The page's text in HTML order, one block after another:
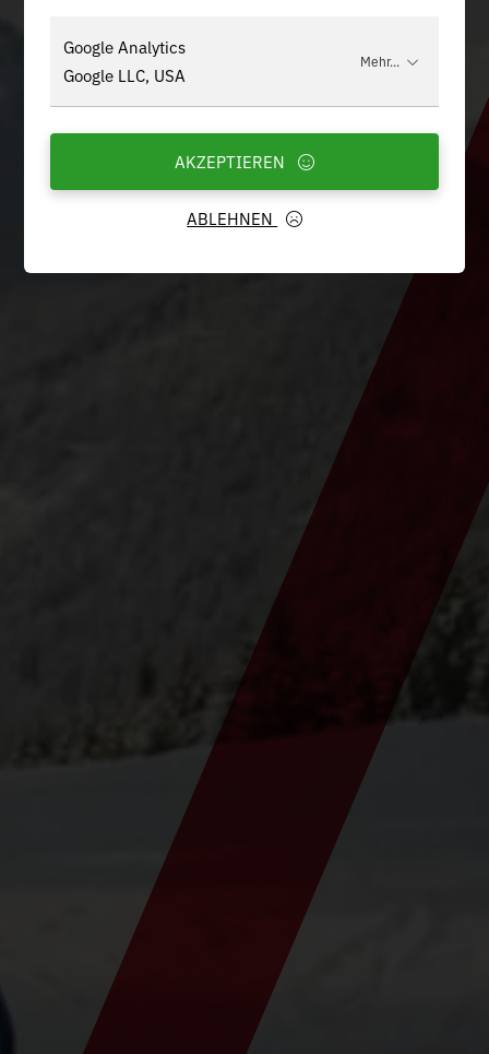
Google Analytics
Google LLC, USA
Mehr...
ABLEHNEN
AKZEPTIEREN